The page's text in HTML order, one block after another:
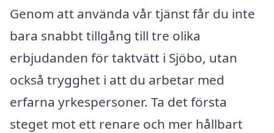
Genom att använda vår tjänst får du inte
bara snabbt tillgång till tre olika
erbjudanden för taktvätt i Sjöbo, utan
också trygghet i att du arbetar med
erfarna yrkespersoner. Ta det första
steget mot ett renare och mer hållbart